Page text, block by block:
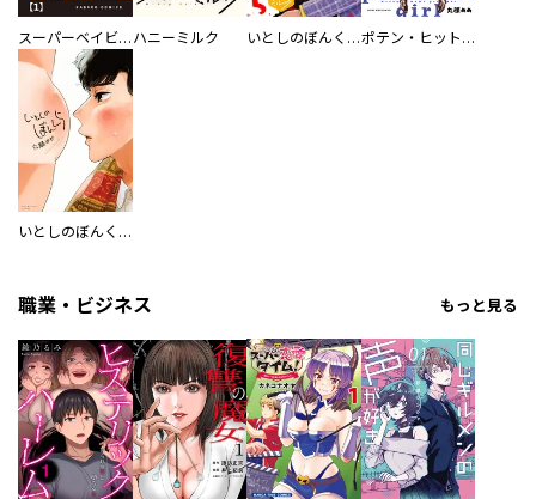
スーパーベイビー【単話版】 ハニーミルク いとしのぼんくら 分冊版 ポテン・ヒット・ガール
いとしのぼんくら
職業・ビジネス もっと見る